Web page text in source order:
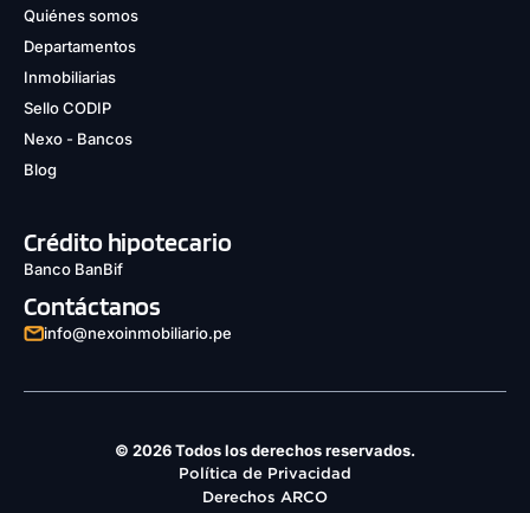
Quiénes somos
Departamentos
Inmobiliarias
Sello CODIP
Nexo - Bancos
Blog
Crédito hipotecario
Banco BanBif
Contáctanos
info@nexoinmobiliario.pe
© 2026 Todos los derechos reservados.
Política de Privacidad
Derechos ARCO